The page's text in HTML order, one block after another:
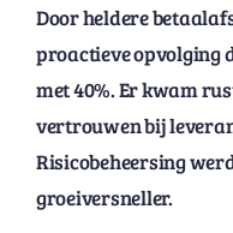
Door heldere
proactieve opvolging
met 40%. Er kwam
vertrouwen bij
Risicobeheersing
groeiversneller.